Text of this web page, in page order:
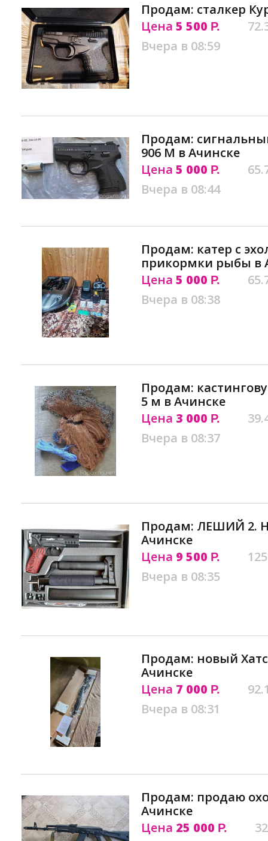
Продам: сталкер
Цена 5 500 Р.
Вчера в 08:59
Продам:
906 M в Ачинске
Цена 5 000 Р.
Вчера в 08:44
Продам: катер с
прикормки рыбы в
Цена 5 000 Р.
Вчера в 08:38
Продам:
5 м в Ачинске
Цена 3 000 Р.
Вчера в 08:37
Продам: ЛЕШИЙ 2.
Ачинске
Цена 9 500 Р.
Вчера в 08:35
Продам: новый
Ачинске
Цена 7 000 Р.
Вчера в 08:31
Продам: продаю
Ачинске
Цена 25 000 Р.